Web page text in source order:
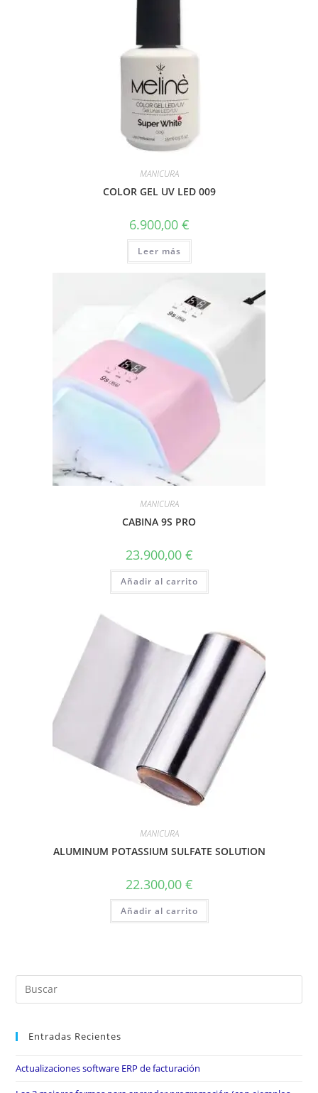
MANICURA
COLOR GEL UV LED 009
6.900,00 €
Leer más
MANICURA
CABINA 9S PRO
23.900,00 €
Añadir al carrito
MANICURA
ALUMINUM POTASSIUM SULFATE SOLUTION
22.300,00 €
Añadir al carrito
Entradas Recientes
Actualizaciones software ERP de facturación